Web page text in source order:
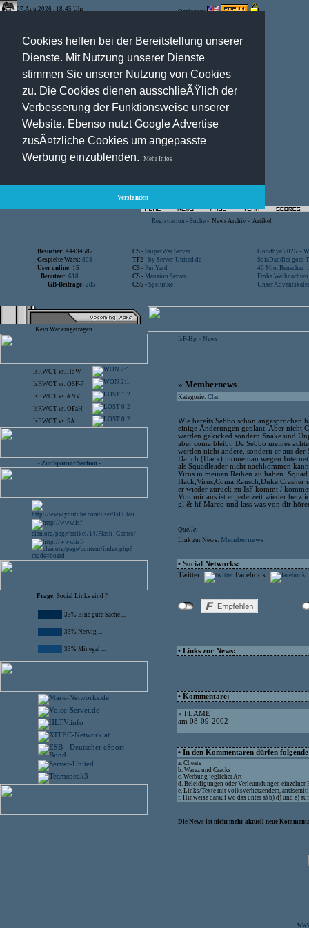
Cookies helfen bei der Bereitstellung unserer
Dienste. Mit Nutzung unserer Dienste
stimmen Sie unserer Nutzung von Cookies
zu. Die Cookies dienen ausschlieÃŸlich der
Verbesserung der Funktionsweise unserer
Website. Ebenso nutzt Google Advertise
zusÃ¤tzliche Cookies um angepasste
Werbung einzublenden.
Mehr Infos
Verstanden
07.Aug.2026 , 18:45 Uhr Optionen:
Registration - Suche - News Archiv - Artikel
Besucher: 44434582 CS - SniperWar Server
Goodbye 2025 –
Gespielte Wars: 803 TF2 - by Server-United.de
SofaDaddler goes
User online: 15 CS - FunYard
40 Mio. Beuscher
Benutzer: 618 CS - Mansion Server
Frohe
GB-Beiträge: 285 CSS - Spelunke Unser
Kein War eingetragen
IsF.WOT vs. HoW 2:1
IsF.WOT vs. QSF-7 2:1
IsF.WOT vs.ANV 1:2
IsF.WOT vs. OFaH 0:2
IsF.WOT vs. SA 0:2
- Zur Sponsor Section -
Frage: Social Links sind ?
33% Eine gute Sache ...
33% Nervig ...
33% Mir egal ...
IsF-Hp > News
» Membernews
Kategorie: Clan
Wie bereits Sebbo schon angesprochen
einige Änderungen geplant. Aber nicht
werden gekicked sondern Snake und
aber coma bleibt. Da Sebbo meines
werden nicht andere, sondern er aus der
Da ich (Hack) momentan wegen
als Squadleader nicht nachkommen
Virus in meinen Reihen zu haben. Squad
Hack,Virus,Coma,Rausch,Duke,Crasher
er wieder zurück zu IsF kommt /
Von mir aus ist er jederzeit wieder
gl & hf Marco und lass was von dir
Quelle:
Link zur News: Membernews
• Social Networks:
Twitter:
Facebook:
• Links zur News:
• Kommentare:
» FLAME
am 08-09-2002
• In den Kommentaren dürfen
a. Cheats
b. Warez und Cracks
c. Werbung jeglicher Art
d. Beleidigungen oder Verleumdungen einzelner
e. Links/Texte mit volksverhetzendem,
f. Hinweise darauf wo das unter a) b) d) und e)
Die News ist nicht mehr aktuell neue